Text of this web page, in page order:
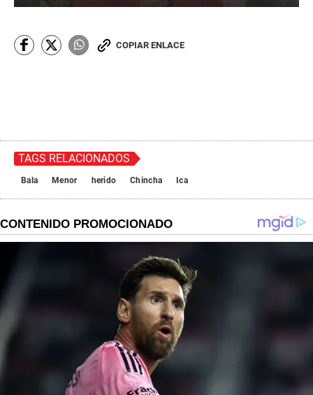
COPIAR ENLACE
TAGS RELACIONADOS
Bala Menor herido Chincha Ica